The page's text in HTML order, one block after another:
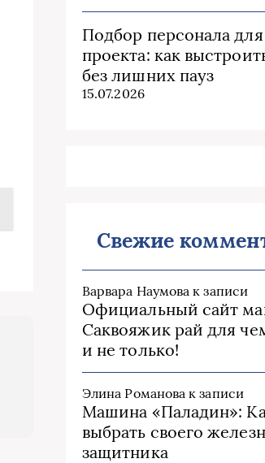
Подбор персонала для
проекта: как
без лишних пауз
15.07.2026
Свежие
Варвара Наумова к записи
Официальный сайт
Саквояжик рай для
и не только!
Элина Романова к записи
Машина «Паладин»:
выбрать своего
защитника